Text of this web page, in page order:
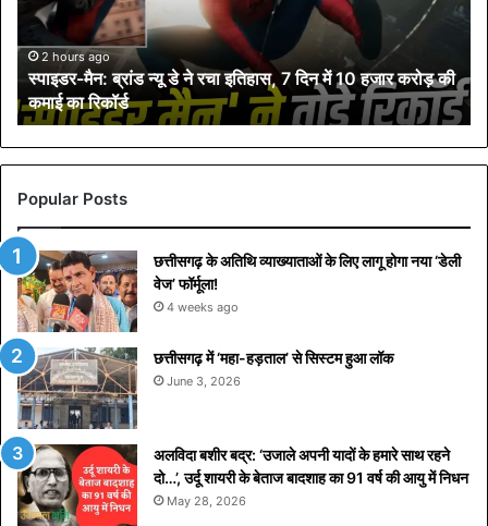
:
ब्रां
ड
न्यू
डे
ने
र
इ
ति
हा
स
,
7
दि
न
में
1
0
ह
जा
2 hours ago
स्पाइडर-मैन: ब्रांड न्यू डे ने रचा इतिहास, 7 दिन में 10 हजार करोड़ की
कमाई का रिकॉर्ड
Popular Posts
छत्तीसगढ़ के अतिथि व्याख्याताओं के लिए लागू होगा नया ‘डेली
वेज’ फॉर्मूला!
4 weeks ago
छत्तीसगढ़ में ‘महा-हड़ताल’ से सिस्टम हुआ लॉक
June 3, 2026
अलविदा बशीर बद्र: ‘उजाले अपनी यादों के हमारे साथ रहने
दो…’, उर्दू शायरी के बेताज बादशाह का 91 वर्ष की आयु में निधन
May 28, 2026